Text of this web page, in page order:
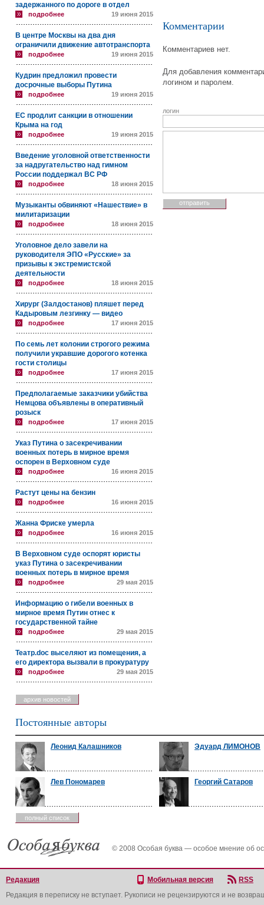
задержанного по дороге в отдел
подробнее 19 июня 2015
В центре Москвы на два дня
ограничили движение автотранспорта
подробнее 19 июня 2015
Кудрин предложил провести
досрочные выборы Путина
подробнее 19 июня 2015
ЕС продлит санкции в отношении
Крыма на год
подробнее 19 июня 2015
Введение уголовной ответственности
за надругательство над гимном
России поддержал ВС РФ
подробнее 18 июня 2015
Музыканты обвиняют «Нашествие» в
милитаризации
подробнее 18 июня 2015
Уголовное дело завели на
руководителя ЭПО «Русские» за
призывы к экстремистской
деятельности
подробнее 18 июня 2015
Хирург (Залдостанов) пляшет перед
Кадыровым лезгинку — видео
подробнее 17 июня 2015
По семь лет колонии строгого режима
получили укравшие дорогого котенка
гости столицы
подробнее 17 июня 2015
Предполагаемые заказчики убийства
Немцова объявлены в оперативный
розыск
подробнее 17 июня 2015
Указ Путина о засекречивании
военных потерь в мирное время
оспорен в Верховном суде
подробнее 16 июня 2015
Растут цены на бензин
подробнее 16 июня 2015
Жанна Фриске умерла
подробнее 16 июня 2015
В Верховном суде оспорят юристы
указ Путина о засекречивании
военных потерь в мирное время
подробнее 29 мая 2015
Информацию о гибели военных в
мирное время Путин отнес к
государственной тайне
подробнее 29 мая 2015
Театр.doc выселяют из помещения, а
его директора вызвали в прокуратуру
подробнее 29 мая 2015
архив новостей
Комментарии
Комментариев нет.
Для добавления
логином и паролем.
логин
Постоянные авторы
Леонид Калашников Эдуард ЛИМОНОВ
Лев Пономарев Георгий Сатаров
полный список
© 2008 Особая буква — особое мнение об
Редакция Мобильная версия
RSS
Редакция в переписку не вступает. Рукописи не рецензируются и не